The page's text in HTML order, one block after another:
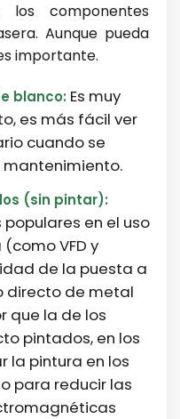
componentes
Aunque pueda
importante.
blanco: Es muy
es más fácil ver
cuando se
(sin pintar):
en el uso
VFD y
de la puesta a
directo de metal
que la de los
pintados, en los
la pintura en los
para reducir las